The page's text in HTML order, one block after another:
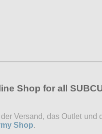
Shop for all
Versand, das Outlet
Shop.